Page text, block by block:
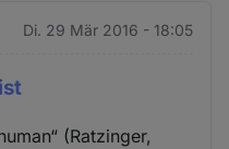
Di. 29 Mär 2016 - 18:05
(Ratzinger,